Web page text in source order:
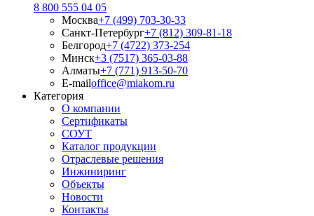
8 800 555 04 05
Москва+7 (499) 703-30-33
Санкт-Петербург+7 (812) 309-81-18
Белгород+7 (4722) 373-254
Минск+3 (7517) 365-03-88
Алматы+7 (771) 913-50-70
E-mailoffice@miakom.ru
Категория
О компании
Сертификаты
СОУТ
Каталог продукции
Отраслевые решения
Инжиниринг
Объекты
Новости
Контакты